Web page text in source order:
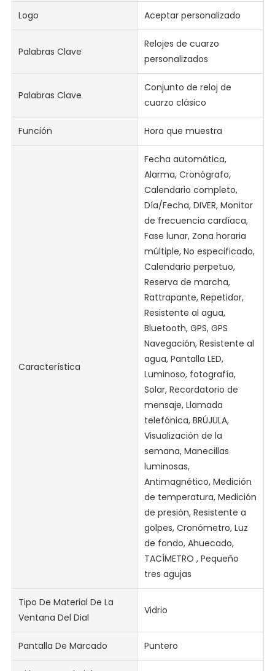
Logo Aceptar personalizado
Palabras Clave
Relojes de cuarzo
personalizados
Palabras Clave
Conjunto de reloj de
cuarzo clásico
Función Hora que muestra
Característica
Fecha automática,
Alarma, Cronógrafo,
Calendario completo,
Día/Fecha, DIVER, Monitor
de frecuencia cardíaca,
Fase lunar, Zona horaria
múltiple, No especificado,
Calendario perpetuo,
Reserva de marcha,
Rattrapante, Repetidor,
Resistente al agua,
Bluetooth, GPS, GPS
Navegación, Resistente al
agua, Pantalla LED,
Luminoso, fotografía,
Solar, Recordatorio de
mensaje, Llamada
telefónica, BRÚJULA,
Visualización de la
semana, Manecillas
luminosas,
Antimagnético, Medición
de temperatura, Medición
de presión, Resistente a
golpes, Cronómetro, Luz
de fondo, Ahuecado,
TACÍMETRO , Pequeño
tres agujas
Tipo De Material De La
Ventana Del Dial
Vidrio
Pantalla De Marcado Puntero